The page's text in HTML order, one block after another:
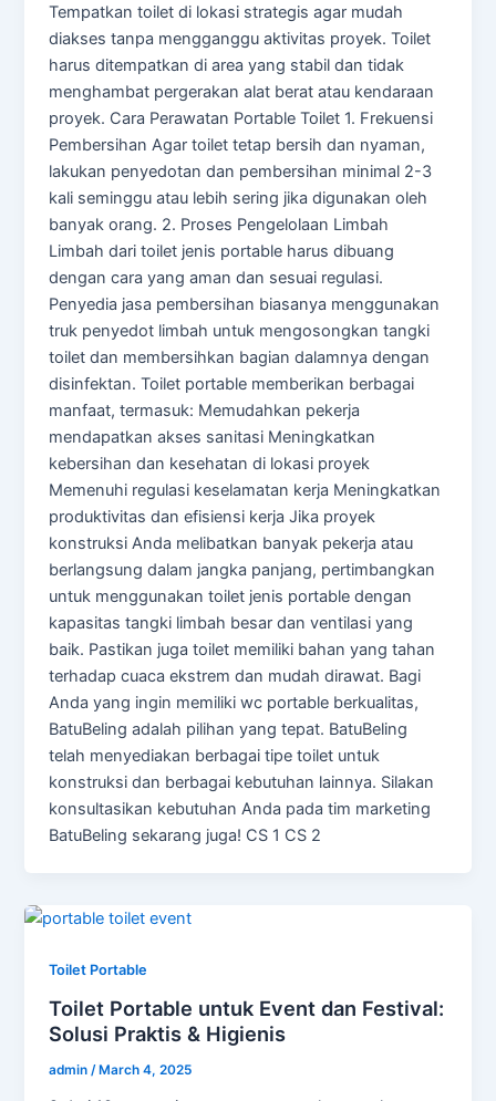
Tempatkan toilet di lokasi strategis agar mudah
diakses tanpa mengganggu aktivitas proyek. Toilet
harus ditempatkan di area yang stabil dan tidak
menghambat pergerakan alat berat atau kendaraan
proyek. Cara Perawatan Portable Toilet 1. Frekuensi
Pembersihan Agar toilet tetap bersih dan nyaman,
lakukan penyedotan dan pembersihan minimal 2-3
kali seminggu atau lebih sering jika digunakan oleh
banyak orang. 2. Proses Pengelolaan Limbah
Limbah dari toilet jenis portable harus dibuang
dengan cara yang aman dan sesuai regulasi.
Penyedia jasa pembersihan biasanya menggunakan
truk penyedot limbah untuk mengosongkan tangki
toilet dan membersihkan bagian dalamnya dengan
disinfektan. Toilet portable memberikan berbagai
manfaat, termasuk: Memudahkan pekerja
mendapatkan akses sanitasi Meningkatkan
kebersihan dan kesehatan di lokasi proyek
Memenuhi regulasi keselamatan kerja Meningkatkan
produktivitas dan efisiensi kerja Jika proyek
konstruksi Anda melibatkan banyak pekerja atau
berlangsung dalam jangka panjang, pertimbangkan
untuk menggunakan toilet jenis portable dengan
kapasitas tangki limbah besar dan ventilasi yang
baik. Pastikan juga toilet memiliki bahan yang tahan
terhadap cuaca ekstrem dan mudah dirawat. Bagi
Anda yang ingin memiliki wc portable berkualitas,
BatuBeling adalah pilihan yang tepat. BatuBeling
telah menyediakan berbagai tipe toilet untuk
konstruksi dan berbagai kebutuhan lainnya. Silakan
konsultasikan kebutuhan Anda pada tim marketing
BatuBeling sekarang juga! CS 1 CS 2
Toilet Portable
Toilet Portable untuk Event dan Festival:
Solusi Praktis & Higienis
admin /March 4, 2025